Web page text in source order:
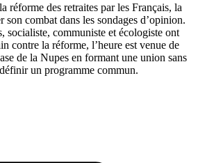
réforme des retraites par les Français, la
son combat dans les sondages d’opinion.
socialiste, communiste et écologiste ont
contre la réforme, l’heure est venue de
de la Nupes en formant une union sans
un programme commun.